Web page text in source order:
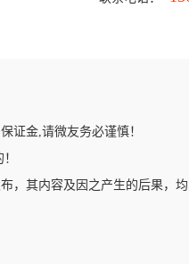
证金,请微友务必谨慎！
，其内容及因之产生的后果，